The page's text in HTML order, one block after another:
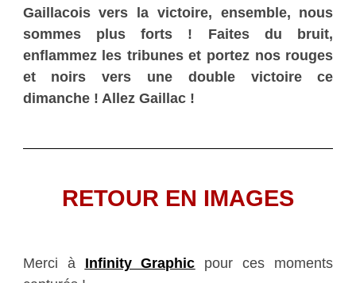
Gaillacois vers la victoire, ensemble, nous
sommes plus forts ! Faites du bruit,
enflammez les tribunes et portez nos rouges
et noirs vers une double victoire ce
dimanche ! Allez Gaillac !
RETOUR EN IMAGES
Merci à Infinity Graphic
pour ces moments